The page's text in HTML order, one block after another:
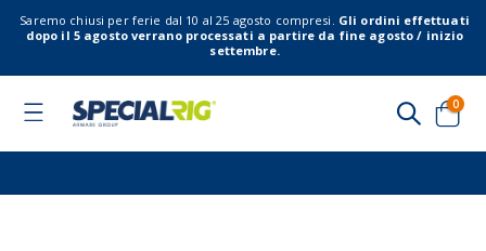
Saremo chiusi per ferie dal 10 al 25 agosto compresi. Gli ordini effettuati
dopo il 5 agosto verrano processati a partire da fine agosto / inizio
settembre.
Toggle
Cart
0